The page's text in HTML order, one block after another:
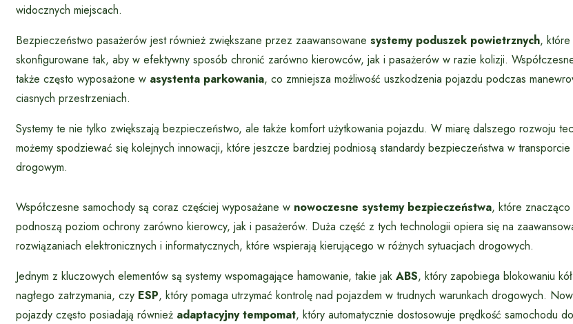
widocznych miejscach.
Bezpieczeństwo pasażerów jest również zwiększane przez zaawansowane systemy poduszek powietrznych, które
skonfigurowane tak, aby w efektywny sposób chronić zarówno kierowców, jak i pasażerów w razie kolizji.
także często wyposażone w asystenta parkowania, co zmniejsza możliwość uszkodzenia pojazdu podczas
ciasnych przestrzeniach.
Systemy te nie tylko zwiększają bezpieczeństwo, ale także komfort użytkowania pojazdu. W miarę dalszego rozwoju
możemy spodziewać się kolejnych innowacji, które jeszcze bardziej podniosą standardy bezpieczeństwa w transporcie
drogowym.
Współczesne samochody są coraz częściej wyposażane w nowoczesne systemy bezpieczeństwa, które znacząco
podnoszą poziom ochrony zarówno kierowcy, jak i pasażerów. Duża część z tych technologii opiera się na
rozwiązaniach elektronicznych i informatycznych, które wspierają kierującego w różnych sytuacjach drogowych.
Jednym z kluczowych elementów są systemy wspomagające hamowanie, takie jak ABS, który zapobiega blokowaniu
nagłego zatrzymania, czy ESP, który pomaga utrzymać kontrolę nad pojazdem w trudnych warunkach drogowych.
pojazdy często posiadają również adaptacyjny tempomat, który automatycznie dostosowuje prędkość samochodu do